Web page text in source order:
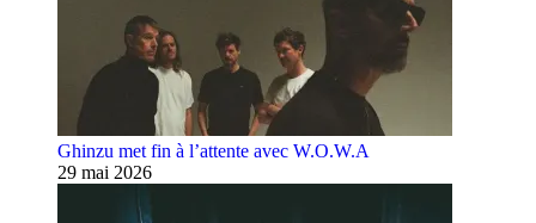
Ghinzu met fin à l’attente avec W.O.W.A
29 mai 2026